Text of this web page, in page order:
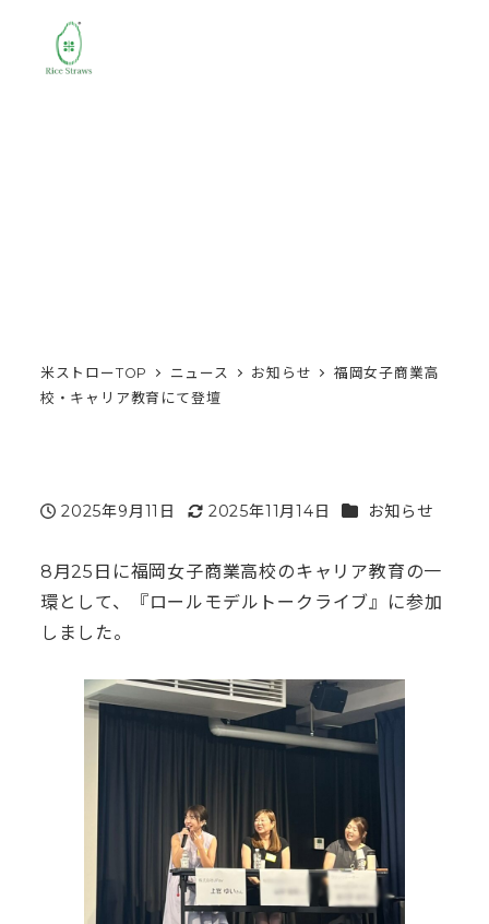
米ストローTOP ニュース お知らせ
福岡女子商業高
校・キャリア教育にて登壇
投稿日
2025年9月11日
更新日
2025年11月14日 カテゴリー
お知らせ
8月25日に福岡女子商業高校のキャリア教育の一
環として、『ロールモデルトークライブ』に参加
しました。